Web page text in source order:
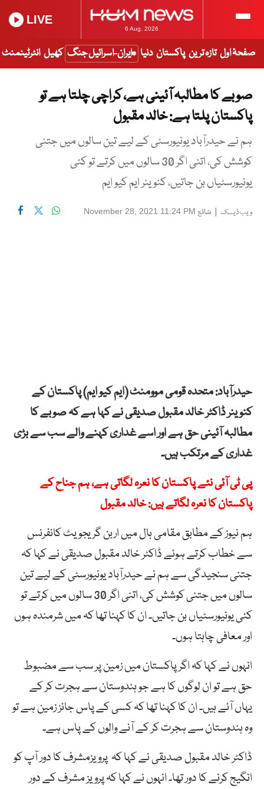
6 Aug, 2026
LIVE
صفحۂ اول تازہ ترین پاکستان دنیا ایران-اسرائیل جنگ کھیل انٹرٹینمنٹ
صوبے کا مطالبہ آئینی ہے، کراچی چلتا ہے تو
پاکستان پلتا ہے: خالد مقبول
ہم نے حیدرآباد یونیورسٹی کے لیے تین سالوں میں جتنی
کوشش کی، اتنی اگر 30 سالوں میں کرتے تو کئی
یونیورسٹیاں بن جاتیں، کنوینر ایم کیو ایم
ویب ڈیسک | شائع November 28, 2021 11:24 PM
حیدرآباد: متحدہ قومی موومنٹ (ایم کیو ایم) پاکستان کے
کنوینر ڈاکٹر خالد مقبول صدیقی نے کہا ہے کہ صوبے کا
مطالبہ آئینی حق ہے اور اسے غداری کہنے والے سب سے بڑی
غداری کے مرتکب ہیں۔
پی ٹی آئی نئے پاکستان کا نعرہ لگاتی ہے، ہم جناح کے
پاکستان کا نعرہ لگاتے ہیں: خالد مقبول
ہم نیوز کے مطابق مقامی ہال میں اربن گریجویٹ کانفرنس
سے خطاب کرتے ہوئے ڈاکٹر خالد مقبول صدیقی نے کہا کہ
جتنی سنجیدگی سے ہم نے حیدرآباد یونیورسٹی کے لیے تین
سالوں میں جتنی کوشش کی، اتنی اگر 30 سالوں میں کرتے تو
کئی یونیورسٹیاں بن جاتیں۔ ان کا کہنا تھا کہ میں شرمندہ ہوں
اور معافی چاہتا ہوں۔
انہوں نے کہا کہ اگر پاکستان میں زمین پر سب سے مضبوط
حق ہے تو ان لوگوں کا ہے جو ہندوستان سے ہجرت کر کے
یہاں آئے ہیں۔ ان کا کہنا تھا کہ کسی کے پاس جائز زمین ہے تو
وہ ہندوستان سے ہجرت کر کے آنے والوں کے پاس ہے۔
ڈاکٹر خالد مقبول صدیقی نے کہا کہ پرویزمشرف کا دور آپ کو
انگیج کرنے کا دور تھا۔ انہوں نے کہا کہ پرویز مشرف کے دور